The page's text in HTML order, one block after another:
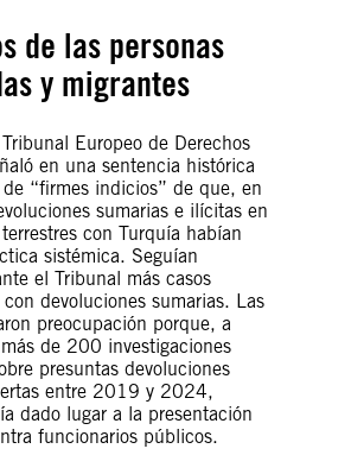
de las personas
y migrantes
Europeo de Derechos
en una sentencia histórica
“firmes indicios” de que, en
sumarias e ilícitas en
con Turquía habían
sistémica. Seguían
el Tribunal más casos
con devoluciones sumarias. Las
preocupación porque, a
de 200 investigaciones
presuntas devoluciones
entre 2019 y 2024,
dado lugar a la presentación
funcionarios públicos.